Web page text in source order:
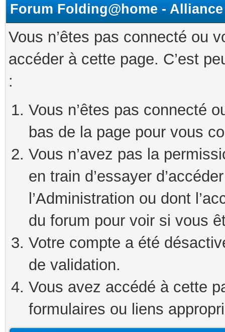
Forum Folding@home -
Vous n’êtes pas connecté ou
accéder à cette page. C’est
:
Vous n’êtes pas connecté
bas de la page pour vous
Vous n’avez pas la
en train d’essayer
l’Administration ou dont
du forum pour voir si vous
Votre compte a été
de validation.
Vous avez accédé à cette
formulaires ou liens